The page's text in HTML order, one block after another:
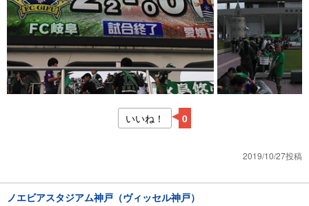
いいね！ 0
2019/10/27投稿
ノエビアスタジアム神戸（ヴィッセル神戸）